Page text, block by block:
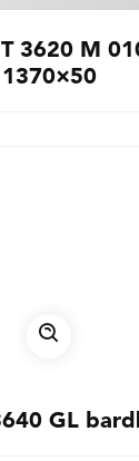
3620 M
1370×50
GL